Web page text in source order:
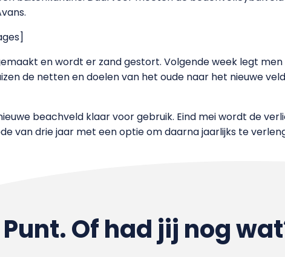
en wordt er zand gestort. Volgende week legt
de netten en doelen van het oude naar het nieuwe
beachveld klaar voor gebruik. Eind mei wordt de
van drie jaar met een optie om daarna jaarlijks te
Punt. Of had jij nog